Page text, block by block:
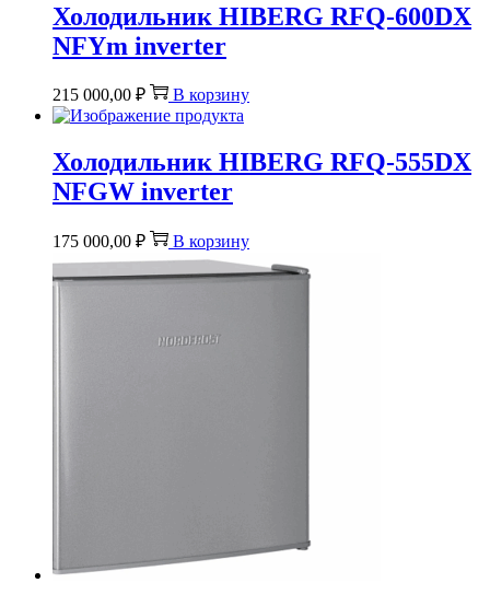
Холодильник HIBERG RFQ-600DX
NFYm inverter
215 000,00 ₽ В корзину
Холодильник HIBERG RFQ-555DX
NFGW inverter
175 000,00 ₽ В корзину